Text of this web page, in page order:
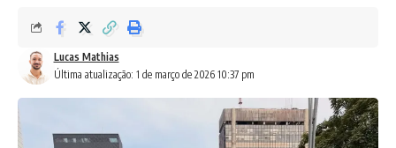
Última atualização: 1 de março de 2026 10:37 pm
Lucas Mathias